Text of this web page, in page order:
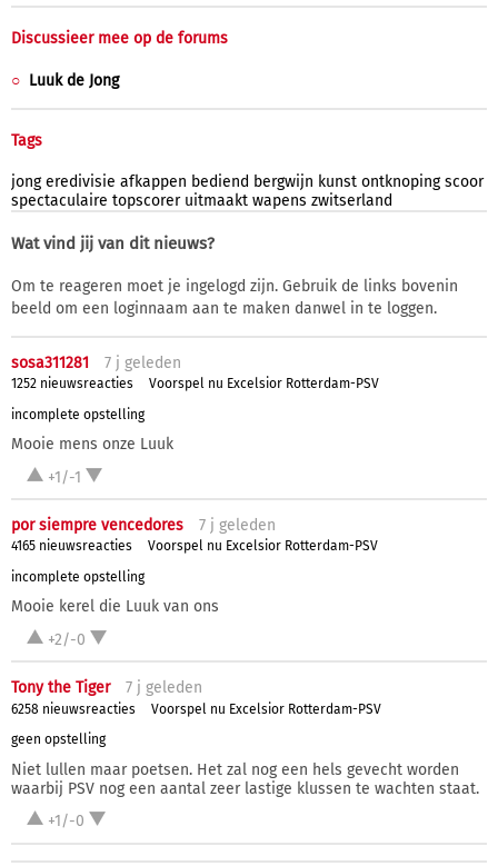
Discussieer mee op de forums
Luuk de Jong
Tags
jong eredivisie afkappen bediend bergwijn kunst ontknoping scoor
spectaculaire topscorer uitmaakt wapens zwitserland
Wat vind jij van dit nieuws?
Om te reageren moet je ingelogd zijn. Gebruik de links bovenin
beeld om een loginnaam aan te maken danwel in te loggen.
sosa311281 7 j geleden
1252 nieuwsreacties
Voorspel nu Excelsior Rotterdam-PSV
incomplete opstelling
Mooie mens onze Luuk
+1/-1
por siempre vencedores 7 j geleden
4165 nieuwsreacties
Voorspel nu Excelsior Rotterdam-PSV
incomplete opstelling
Mooie kerel die Luuk van ons
+2/-0
Tony the Tiger 7 j geleden
6258 nieuwsreacties
Voorspel nu Excelsior Rotterdam-PSV
geen opstelling
Niet lullen maar poetsen. Het zal nog een hels gevecht worden
waarbij PSV nog een aantal zeer lastige klussen te wachten staat.
+1/-0